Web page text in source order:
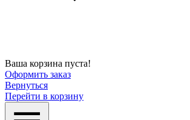
Ваша корзина пуста!
Оформить заказ
Вернуться
Перейти в корзину